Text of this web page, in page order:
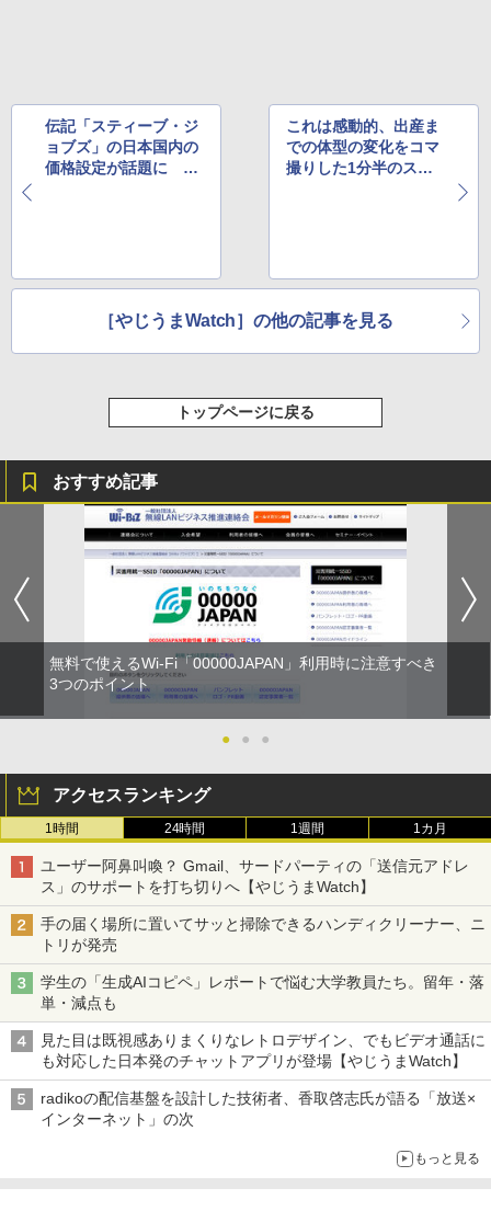
伝記「スティーブ・ジ
ョブズ」の日本国内の
価格設定が話題に ほ
これは感動的、出産ま
での体型の変化をコマ
撮りした1分半のスト
［やじうまWatch］の他の記事を見る
トップページに戻る
おすすめ記事
無料で使えるWi-Fi「00000JAPAN」利用時に注意すべき
3つのポイント
● ● ●
アクセスランキング
1時間 24時間 1週間 1カ月
ユーザー阿鼻叫喚？ Gmail、サードパーティの「送信元アドレ
ス」のサポートを打ち切りへ【やじうまWatch】
手の届く場所に置いてサッと掃除できるハンディクリーナー、ニ
トリが発売
学生の「生成AIコピペ」レポートで悩む大学教員たち。留年・落
単・減点も
見た目は既視感ありまくりなレトロデザイン、でもビデオ通話に
も対応した日本発のチャットアプリが登場【やじうまWatch】
radikoの配信基盤を設計した技術者、香取啓志氏が語る「放送×
インターネット」の次
もっと見る